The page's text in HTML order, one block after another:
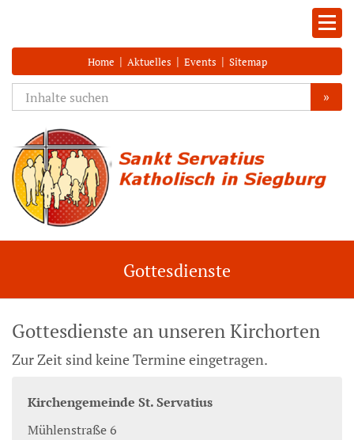
Home | Aktuelles | Events | Sitemap
»
Gottesdienste
Gottesdienste an unseren Kirchorten
Zur Zeit sind keine Termine eingetragen.
Kirchengemeinde St. Servatius
Mühlenstraße 6